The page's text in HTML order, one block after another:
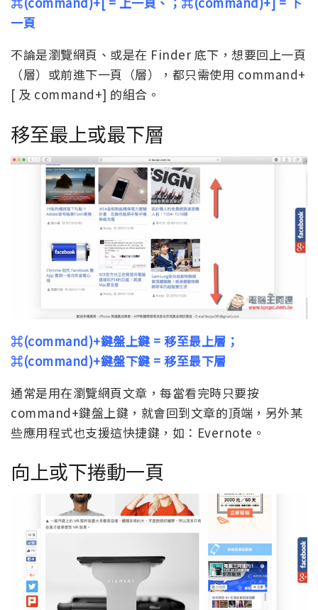
一頁
不論是瀏覽網頁、或是在 Finder 底下，想要回上一頁
（層）或前進下一頁（層），都只需使用 command+
[ 及 command+] 的組合。
移至最上或最下層
⌘(command)+鍵盤上鍵 = 移至最上層；
⌘(command)+鍵盤下鍵 = 移至最下層
通常是用在瀏覽網頁文章，每當看完時只要按
command+鍵盤上鍵，就會回到文章的頂端，另外某
些應用程式也支援這快捷鍵，如：Evernote。
向上或下捲動一頁